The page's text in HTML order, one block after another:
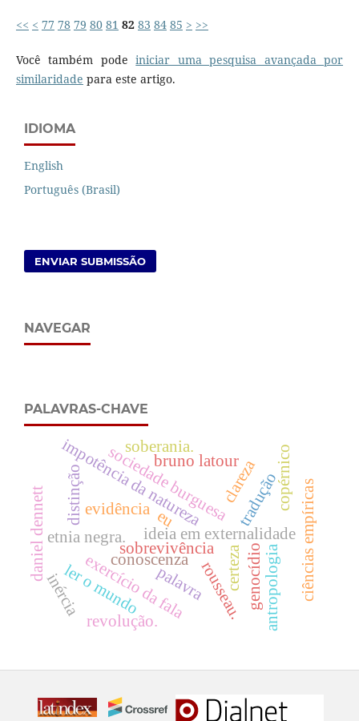
<< < 77 78 79 80 81 82 83 84 85 > >>
Você também podeiniciar uma pesquisa avançada por
similaridade para este artigo.
IDIOMA
English
Português (Brasil)
ENVIAR SUBMISSÃO
NAVEGAR
PALAVRAS-CHAVE
conoscenza
etnia negra.
evidência
impotência da natureza
ideia em externalidade ciências empíricas
sociedade burguesa
sobrevivência genocídioantropologia
tradução
bruno latour
exercício da fala
distinção
ler o mundo palavra
revolução.
copérnico
rousseau.
clareza
certeza
soberania.
inércia
daniel dennett eu